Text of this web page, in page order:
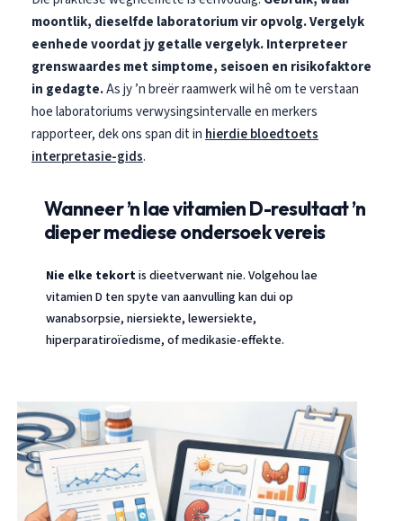
moontlik, dieselfde laboratorium vir opvolg.Vergelyk
eenhede voordat jy getalle vergelyk.Interpreteer
grenswaardes met simptome, seisoen en risikofaktore
in gedagte.As jy ’n breër raamwerk wil hê om te verstaan
hoe laboratoriums verwysingsintervalle en merkers
rapporteer, dek ons span dit in hierdie bloedtoets
interpretasie-gids.
Wanneer ’n lae vitamien D-resultaat ’n
dieper mediese ondersoek vereis
Nie elke tekortis dieetverwant nie. Volgehou lae
vitamien D ten spyte van aanvulling kan dui op
wanabsorpsie, niersiekte, lewersiekte,
hiperparatiroïedisme, of medikasie-effekte.
Tiếng Việt
Tagalog
ไทย
ဗမာစာ
አማርኛ
Українська
O‘zbekcha
Català
Қазақ тілі
Hrvatski
پښتو
سنڌي
සිංහල